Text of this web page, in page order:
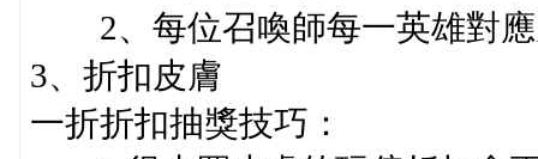
2、每位召喚師每一英雄對應
3、折扣皮膚
一折折扣抽獎技巧：